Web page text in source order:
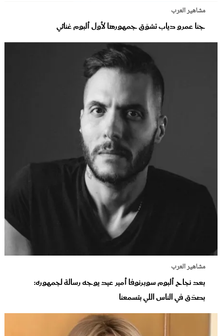
مشاهير العرب
جنا عمرو دياب تشوّق جمهورها لأول ألبوم غنائي
مشاهير العرب
بعد نجاح ألبوم سوبرنوفا أمير عيد يوجه رسالة لجمهوره:
بصدّق في الناس اللي بتسمعنا